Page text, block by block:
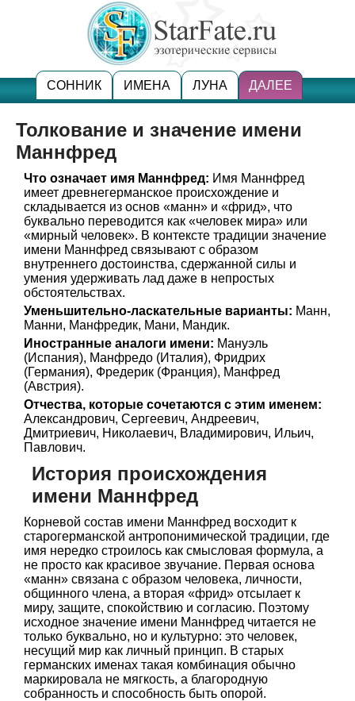
СОННИК ИМЕНА ЛУНА ДАЛЕЕ
Толкование и значение имени
Маннфред
Что означает имя Маннфред: Имя Маннфред
имеет древнегерманское происхождение и
складывается из основ «манн» и «фрид», что
буквально переводится как «человек мира» или
«мирный человек». В контексте традиции значение
имени Маннфред связывают с образом
внутреннего достоинства, сдержанной силы и
умения удерживать лад даже в непростых
обстоятельствах.
Уменьшительно-ласкательные варианты: Манн,
Манни, Манфредик, Мани, Мандик.
Иностранные аналоги имени: Мануэль
(Испания), Манфредо (Италия), Фридрих
(Германия), Фредерик (Франция), Манфред
(Австрия).
Отчества, которые сочетаются с этим именем:
Александрович, Сергеевич, Андреевич,
Дмитриевич, Николаевич, Владимирович, Ильич,
Павлович.
История происхождения
имени Маннфред
Корневой состав имени Маннфред восходит к
старогерманской антропонимической традиции, где
имя нередко строилось как смысловая формула, а
не просто как красивое звучание. Первая основа
«манн» связана с образом человека, личности,
общинного члена, а вторая «фрид» отсылает к
миру, защите, спокойствию и согласию. Поэтому
исходное значение имени Маннфред читается не
только буквально, но и культурно: это человек,
несущий мир как личный принцип. В старых
германских именах такая комбинация обычно
маркировала не мягкость, а благородную
собранность и способность быть опорой.